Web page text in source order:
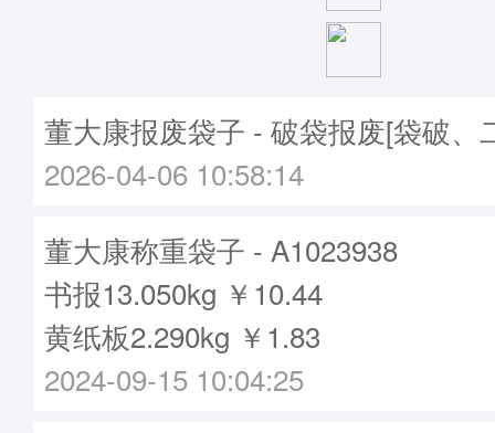
董大康报废袋子 - 破袋报废[袋破、
2026-04-06 10:58:14
董大康称重袋子 - A1023938
书报13.050kg ￥10.44
黄纸板2.290kg ￥1.83
2024-09-15 10:04:25